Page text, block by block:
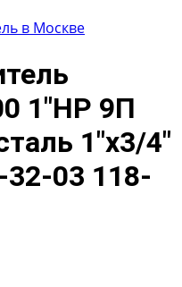
в Москве
1"НР 9П
1"х3/4"
03 118-